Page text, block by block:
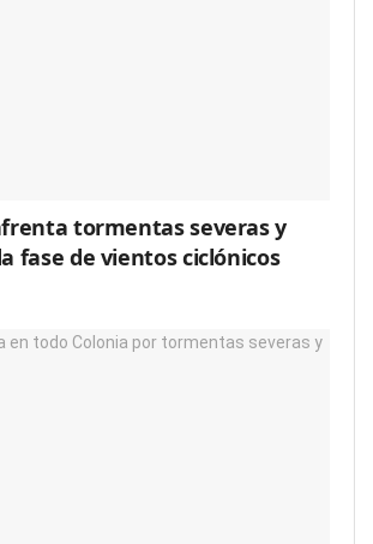
tormentas severas y
fase de vientos ciclónicos